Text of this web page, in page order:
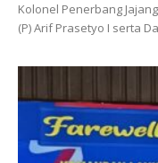
Kolonel Penerbang
(P) Arif Prasetyo I serta